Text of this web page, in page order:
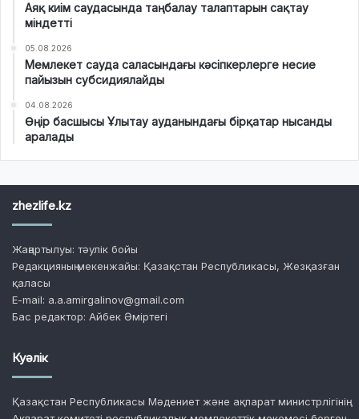
Аяқ киім саудасында таңбалау талаптарын сақтау
міндетті
05.08.2026
Мемлекет сауда саласындағы кәсіпкерлерге несие
пайызын субсидиялайды
04.08.2026
Өңір басшысы Ұлытау ауданындағы бірқатар нысанды
аралады
zhezlife.kz
Жаңартылуы: тәулік бойы
Редакцияның мекенжайы: Қазақстан Республикасы, Жезқазған
қаласы
E-mail: a.a.amirgalinov@gmail.com
Бас редактор: Айбек Әміртегі
Куәлік
Қазақстан Республикасы Мәдениет және ақпарат министрлігінің